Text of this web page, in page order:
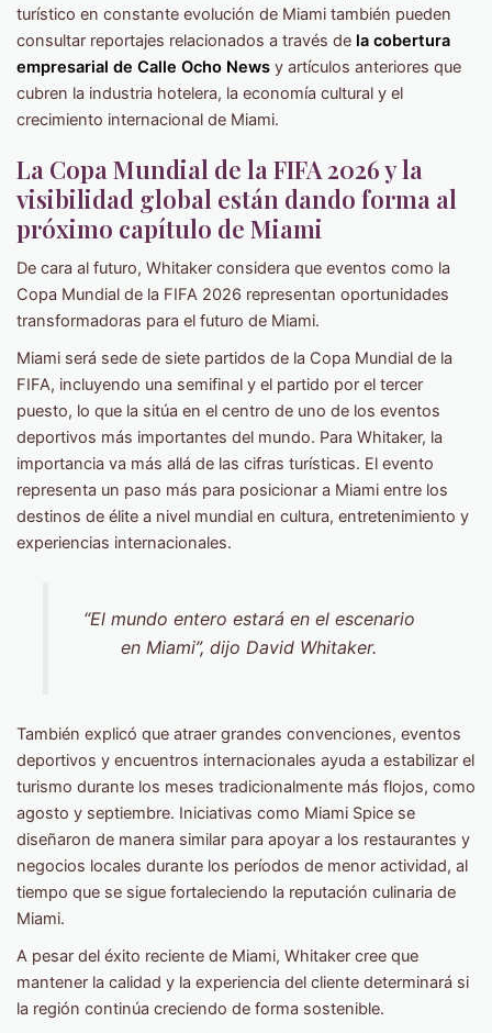
turístico en constante evolución de Miami también pueden
consultar reportajes relacionados a través de la cobertura
empresarial de Calle Ocho News y artículos anteriores que
cubren la industria hotelera, la economía cultural y el
crecimiento internacional de Miami.
La Copa Mundial de la FIFA 2026 y la
visibilidad global están dando forma al
próximo capítulo de Miami
De cara al futuro, Whitaker considera que eventos como la
Copa Mundial de la FIFA 2026 representan oportunidades
transformadoras para el futuro de Miami.
Miami será sede de siete partidos de la Copa Mundial de la
FIFA, incluyendo una semifinal y el partido por el tercer
puesto, lo que la sitúa en el centro de uno de los eventos
deportivos más importantes del mundo. Para Whitaker, la
importancia va más allá de las cifras turísticas. El evento
representa un paso más para posicionar a Miami entre los
destinos de élite a nivel mundial en cultura, entretenimiento y
experiencias internacionales.
“El mundo entero estará en el escenario
en Miami”, dijo David Whitaker.
También explicó que atraer grandes convenciones, eventos
deportivos y encuentros internacionales ayuda a estabilizar el
turismo durante los meses tradicionalmente más flojos, como
agosto y septiembre. Iniciativas como Miami Spice se
diseñaron de manera similar para apoyar a los restaurantes y
negocios locales durante los períodos de menor actividad, al
tiempo que se sigue fortaleciendo la reputación culinaria de
Miami.
A pesar del éxito reciente de Miami, Whitaker cree que
mantener la calidad y la experiencia del cliente determinará si
la región continúa creciendo de forma sostenible.